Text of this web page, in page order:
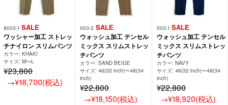
8003-1 SALE
ワッシャー加工 ストレッ
チナイロン スリムパンツ
カラー: KHAKI
サイズ: M〜L
¥23,800
→¥18,700(税込)
003-2 SALE
ウォッシュ加工 テンセル
ミックス スリムストレッ
チパンツ
カラー: SAND BEIGE
サイズ: 46(32 inch)〜48(34
inch)
¥22,800
→¥18,150(税込)
003-1 SALE
ウォッシュ加工 テンセル
ミックス スリムストレッ
チパンツ
カラー: NAVY
サイズ: 46(32 inch)〜48(34
inch)
¥22,800
→¥18,920(税込)